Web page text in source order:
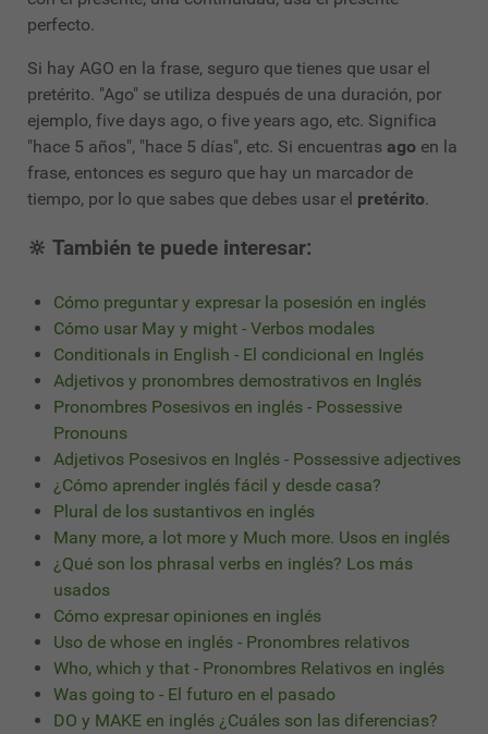
perfecto.
Si hay AGO en la frase, seguro que tienes que usar el
pretérito. "Ago" se utiliza después de una duración, por
ejemplo, five days ago, o five years ago, etc. Significa
"hace 5 años", "hace 5 días", etc. Si encuentras ago en la
frase, entonces es seguro que hay un marcador de
tiempo, por lo que sabes que debes usar el pretérito.
🔆 También te puede interesar:
Cómo preguntar y expresar la posesión en inglés
Cómo usar May y might - Verbos modales
Conditionals in English - El condicional en Inglés
Adjetivos y pronombres demostrativos en Inglés
Pronombres Posesivos en inglés - Possessive
Pronouns
Adjetivos Posesivos en Inglés - Possessive adjectives
¿Cómo aprender inglés fácil y desde casa?
Plural de los sustantivos en inglés
Many more, a lot more y Much more. Usos en inglés
¿Qué son los phrasal verbs en inglés? Los más
usados
Cómo expresar opiniones en inglés
Uso de whose en inglés - Pronombres relativos
Who, which y that - Pronombres Relativos en inglés
Was going to - El futuro en el pasado
DO y MAKE en inglés ¿Cuáles son las diferencias?